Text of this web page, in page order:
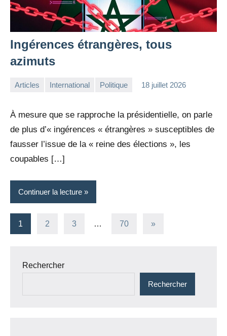
Ingérences étrangères, tous
azimuts
Articles International Politique 18 juillet 2026
À mesure que se rapproche la présidentielle, on parle
de plus d’« ingérences « étrangères » susceptibles de
fausser l’issue de la « reine des élections », les
coupables […]
Continuer la lecture
Pagination
publications
1 2 3 … 70
Articles
»
Rechercher
Rechercher